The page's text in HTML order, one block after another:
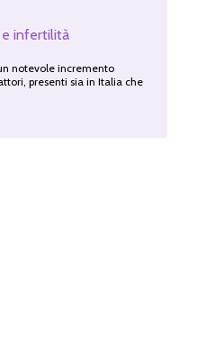
e infertilità
notevole incremento
presenti sia in Italia che